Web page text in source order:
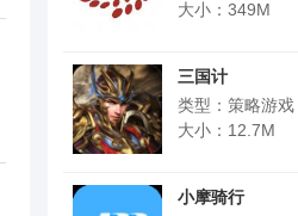
大小：349M
三国计
类型：策略游戏
大小：12.7M
小摩骑行